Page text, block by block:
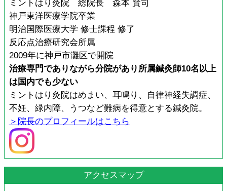
ミントはり灸院 総院長 森本 賢司
神戸東洋医療学院卒業
明治国際医療大学 修士課程 修了
反応点治療研究会所属
2009年に神戸市灘区で開院
治療専門でありながら分院があり所属鍼灸師10名以上
は国内でも少ない
ミントはり灸院はめまい、耳鳴り、自律神経失調症、
不妊、緑内障、うつなど難病を得意とする鍼灸院。
＞院長のプロフィールはこちら
アクセスマップ